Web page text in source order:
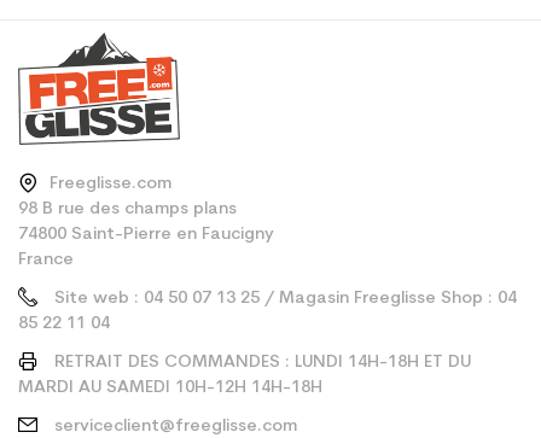
Freeglisse.com
98 B rue des champs plans
74800 Saint-Pierre en Faucigny
France
Site web : 04 50 07 13 25 / Magasin Freeglisse Shop : 04
85 22 11 04
RETRAIT DES COMMANDES : LUNDI 14H-18H ET DU
MARDI AU SAMEDI 10H-12H 14H-18H
serviceclient@freeglisse.com